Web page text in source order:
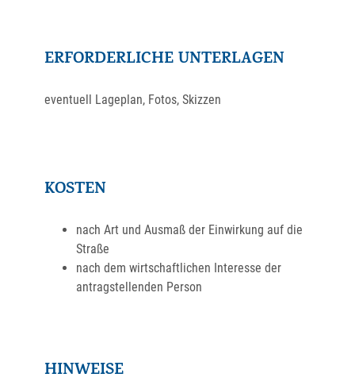
ERFORDERLICHE UNTERLAGEN
eventuell Lageplan, Fotos, Skizzen
KOSTEN
nach Art und Ausmaß der Einwirkung auf die
Straße
nach dem wirtschaftlichen Interesse der
antragstellenden Person
HINWEISE